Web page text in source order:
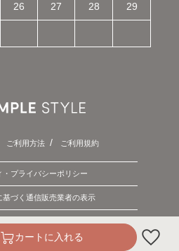
カートに入れる
26 27 28 29
ご利用方法 ご利用規約
・プライバシーポリシー
基づく通信販売業者の表示
STYLE. ALL Rights Reserved.